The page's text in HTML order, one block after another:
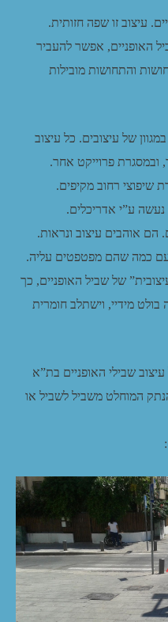
עיצוב זו שפה חזותית.
האופניים, אפשר להעביר
והתחושות מובילות
של עיצובים. כל עיצוב
ובמסגרת פרוייקט אחר.
שיפוצי רחוב מקיפים.
ע”י אדריכלים.
אוהבים עיצוב ונראות.
כמה שהם מפטפטים עליה.
של שביל האופניים, כך
מידיי, וישתלב חומרית
שבילי האופניים בת”א
המוחלט משביל לשביל או